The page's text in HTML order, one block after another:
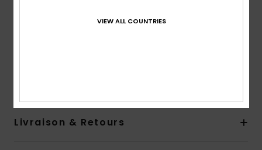
Livraison & Retours
VIEW ALL COUNTRIES